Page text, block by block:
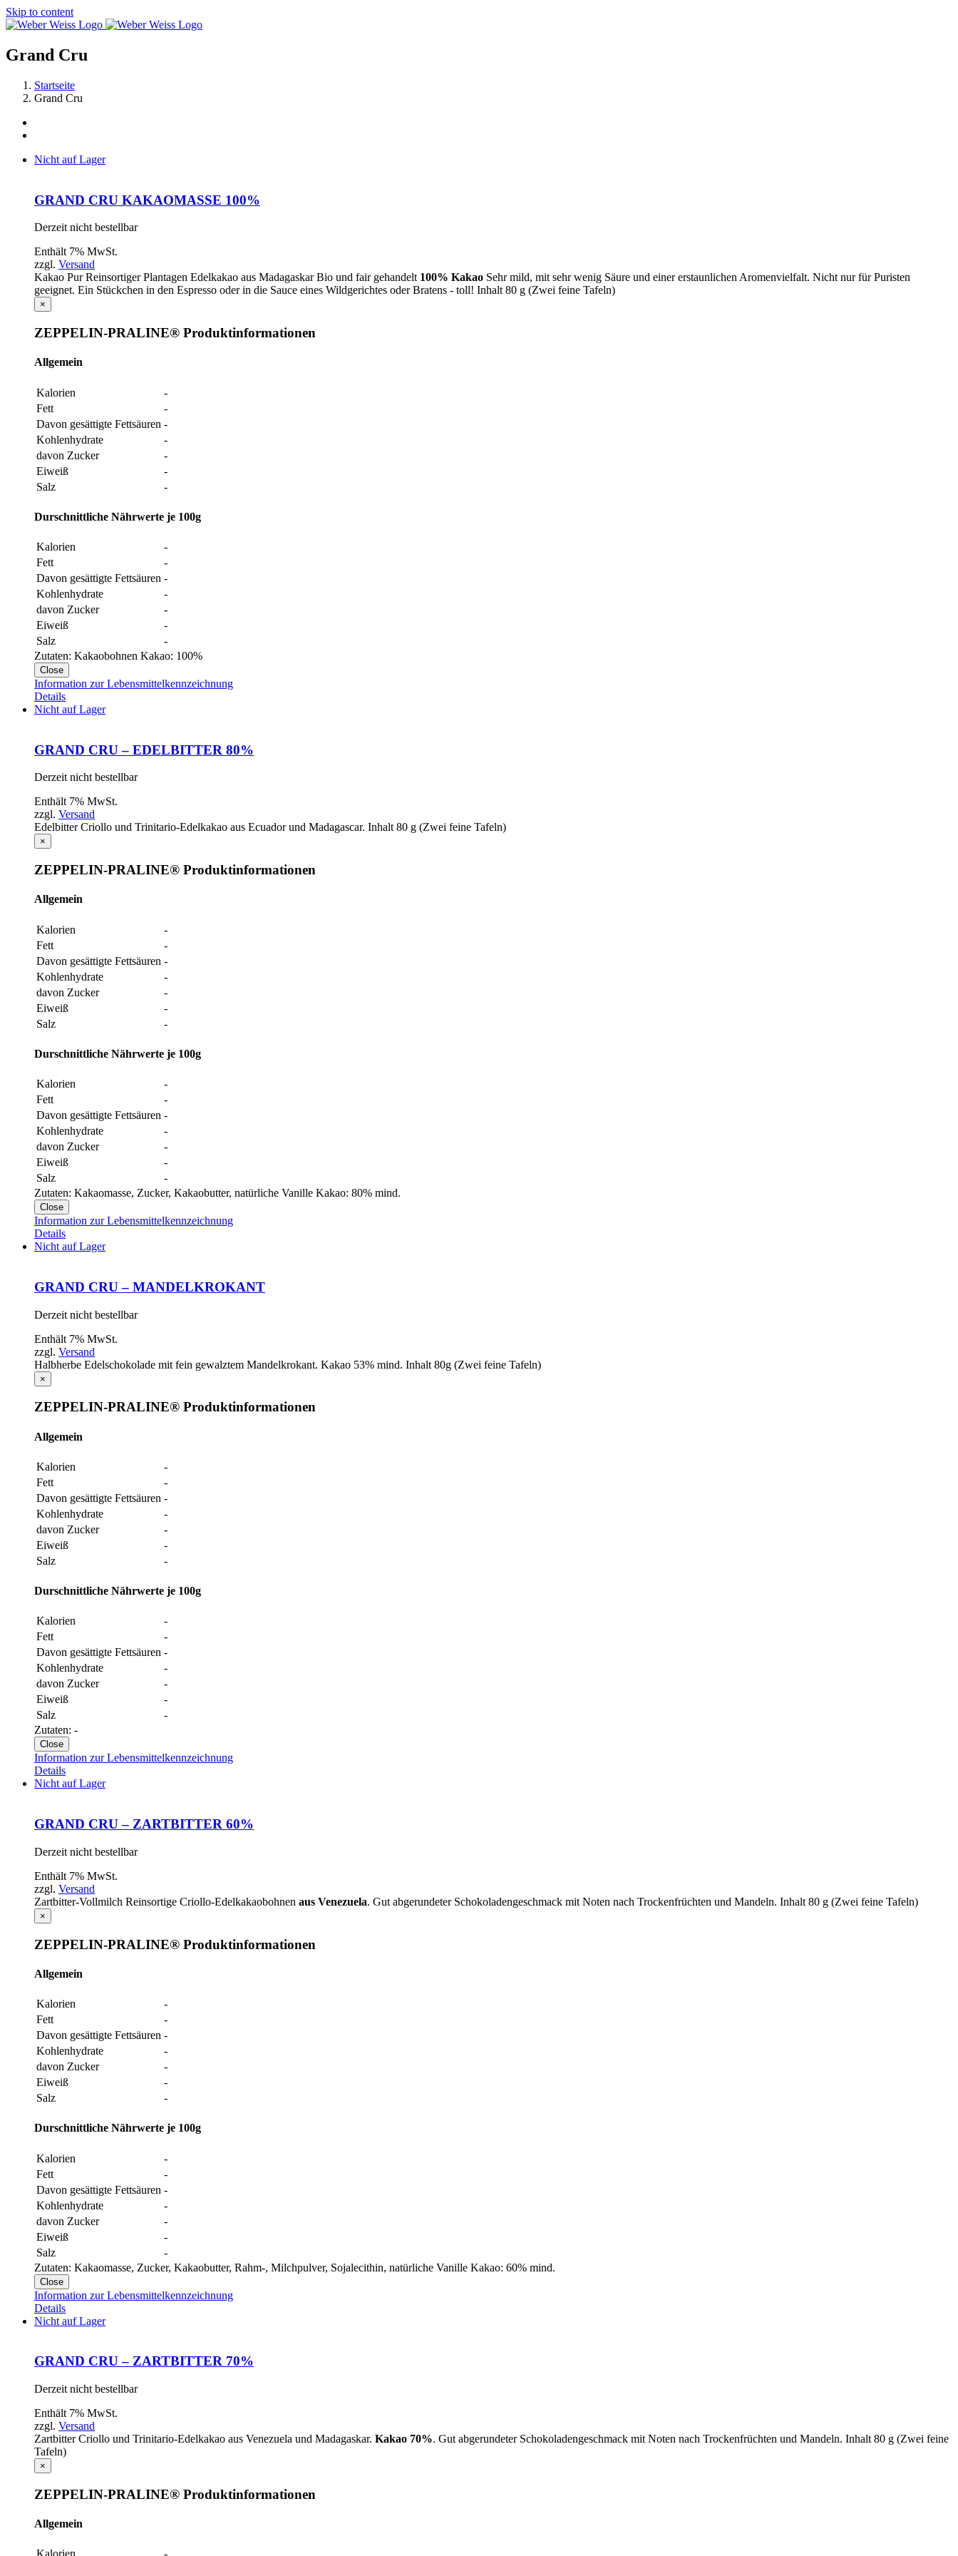
Skip to content
Grand Cru
Startseite
Grand Cru
Nicht auf Lager
GRAND CRU KAKAOMASSE 100%
Derzeit nicht bestellbar
Enthält 7% MwSt.
zzgl. Versand
Kakao Pur Reinsortiger Plantagen Edelkakao aus Madagaskar Bio und fair gehandelt 100% Kakao Sehr mild, mit sehr wenig Säure und einer erstaunlichen Aromenvielfalt. Nicht nur für Puristen
geeignet. Ein Stückchen in den Espresso oder in die Sauce eines Wildgerichtes oder Bratens - toll! Inhalt 80 g (Zwei feine Tafeln)
×
ZEPPELIN-PRALINE® Produktinformationen
Allgemein
Kalorien
-
Fett
-
Davon gesättigte Fettsäuren -
Kohlenhydrate
-
davon Zucker
-
Eiweiß
-
Salz
-
Durschnittliche Nährwerte je 100g
Kalorien
-
Fett
-
Davon gesättigte Fettsäuren -
Kohlenhydrate
-
davon Zucker
-
Eiweiß
-
Salz
-
Zutaten: Kakaobohnen Kakao: 100%
Close
Information zur Lebensmittelkennzeichnung
Details
Nicht auf Lager
GRAND CRU – EDELBITTER 80%
Derzeit nicht bestellbar
Enthält 7% MwSt.
zzgl. Versand
Edelbitter Criollo und Trinitario-Edelkakao aus Ecuador und Madagascar. Inhalt 80 g (Zwei feine Tafeln)
×
ZEPPELIN-PRALINE® Produktinformationen
Allgemein
Kalorien
-
Fett
-
Davon gesättigte Fettsäuren -
Kohlenhydrate
-
davon Zucker
-
Eiweiß
-
Salz
-
Durschnittliche Nährwerte je 100g
Kalorien
-
Fett
-
Davon gesättigte Fettsäuren -
Kohlenhydrate
-
davon Zucker
-
Eiweiß
-
Salz
-
Zutaten: Kakaomasse, Zucker, Kakaobutter, natürliche Vanille Kakao: 80% mind.
Close
Information zur Lebensmittelkennzeichnung
Details
Nicht auf Lager
GRAND CRU – MANDELKROKANT
Derzeit nicht bestellbar
Enthält 7% MwSt.
zzgl. Versand
Halbherbe Edelschokolade mit fein gewalztem Mandelkrokant. Kakao 53% mind. Inhalt 80g (Zwei feine Tafeln)
×
ZEPPELIN-PRALINE® Produktinformationen
Allgemein
Kalorien
-
Fett
-
Davon gesättigte Fettsäuren -
Kohlenhydrate
-
davon Zucker
-
Eiweiß
-
Salz
-
Durschnittliche Nährwerte je 100g
Kalorien
-
Fett
-
Davon gesättigte Fettsäuren -
Kohlenhydrate
-
davon Zucker
-
Eiweiß
-
Salz
-
Zutaten: -
Close
Information zur Lebensmittelkennzeichnung
Details
Nicht auf Lager
GRAND CRU – ZARTBITTER 60%
Derzeit nicht bestellbar
Enthält 7% MwSt.
zzgl. Versand
Zartbitter-Vollmilch Reinsortige Criollo-Edelkakaobohnen aus Venezuela. Gut abgerundeter Schokoladengeschmack mit Noten nach Trockenfrüchten und Mandeln. Inhalt 80 g (Zwei feine Tafeln)
×
ZEPPELIN-PRALINE® Produktinformationen
Allgemein
Kalorien
-
Fett
-
Davon gesättigte Fettsäuren -
Kohlenhydrate
-
davon Zucker
-
Eiweiß
-
Salz
-
Durschnittliche Nährwerte je 100g
Kalorien
-
Fett
-
Davon gesättigte Fettsäuren -
Kohlenhydrate
-
davon Zucker
-
Eiweiß
-
Salz
-
Zutaten: Kakaomasse, Zucker, Kakaobutter, Rahm-, Milchpulver, Sojalecithin, natürliche Vanille Kakao: 60% mind.
Close
Information zur Lebensmittelkennzeichnung
Details
Nicht auf Lager
GRAND CRU – ZARTBITTER 70%
Derzeit nicht bestellbar
Enthält 7% MwSt.
zzgl. Versand
Zartbitter Criollo und Trinitario-Edelkakao aus Venezuela und Madagaskar. Kakao 70%. Gut abgerundeter Schokoladengeschmack mit Noten nach Trockenfrüchten und Mandeln. Inhalt 80 g (Zwei feine
Tafeln)
×
ZEPPELIN-PRALINE® Produktinformationen
Allgemein